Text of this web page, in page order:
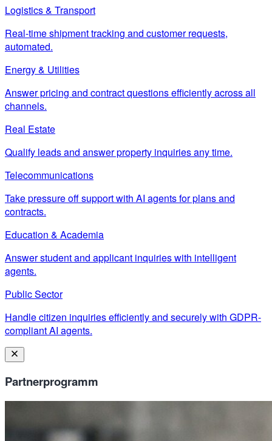
Logistics & Transport
Real-time shipment tracking and customer requests,
automated.
Energy & Utilities
Answer pricing and contract questions efficiently across all
channels.
Real Estate
Qualify leads and answer property inquiries any time.
Telecommunications
Take pressure off support with AI agents for plans and
contracts.
Education & Academia
Answer student and applicant inquiries with intelligent
agents.
Public Sector
Handle citizen inquiries efficiently and securely with GDPR-
compliant AI agents.
Partnerprogramm